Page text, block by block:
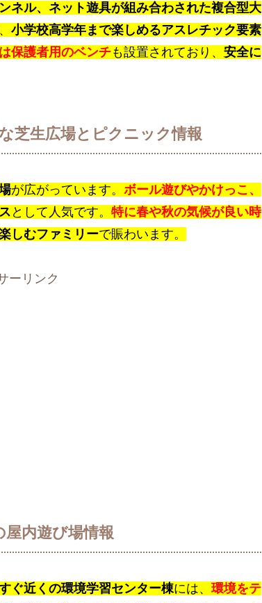
ネル、ネット遊具が組み合わされた複合型大
小学校高学年まで楽しめるアスレチック要素
保護者用のベンチも設置されており、 安全に
芝生広場とピクニック情報
が広がっています。 ボール遊びやかけっこ、
として人気です。 特に春や秋の気候が良い時
しむファミリーで賑わいます。
ーリンク
内遊び場情報
ぐ近くの環境学習センター棟には、 環境をテ